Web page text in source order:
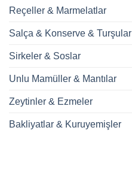
Reçeller & Marmelatlar
Salça & Konserve & Turşular
Sirkeler & Soslar
Unlu Mamüller & Mantılar
Zeytinler & Ezmeler
Bakliyatlar & Kuruyemişler